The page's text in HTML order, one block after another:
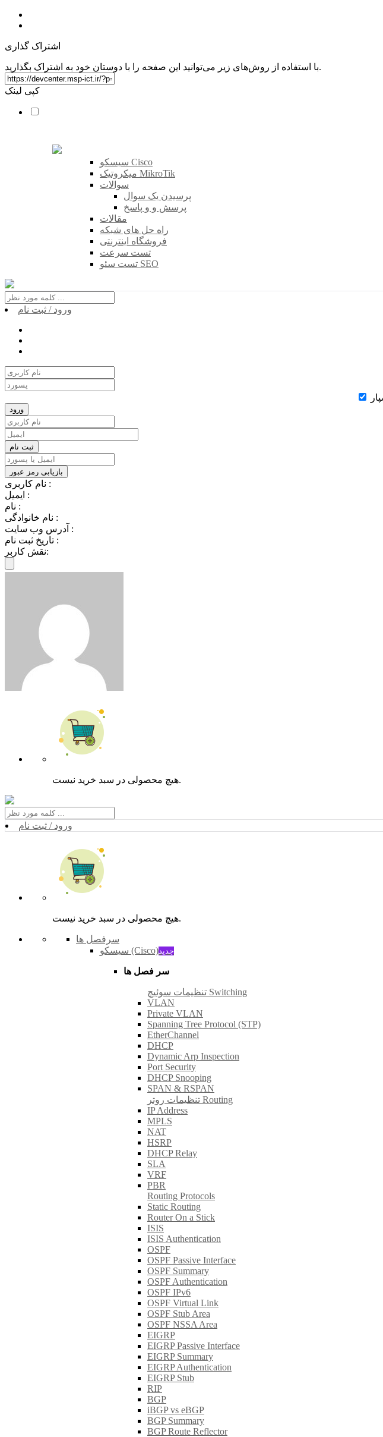
اشتراک گذاری
با استفاده از روش‌های زیر می‌توانید این صفحه را با دوستان خود به اشتراک بگذارید.
کپی لینک
سیسکو Cisco
میکروتیک MikroTik
سوالات
پرسیدن یک سوال
پرسش و و پاسخ
مقالات
راه حل های شبکه
فروشگاه اینترنتی
تست سرعت
تست سئو SEO
ورود / ثبت نام
نام کاربری :
ایمیل :
نام :
نام خانوادگی :
آدرس وب سایت :
تاریخ ثبت نام :
نقش کاربر:
هیچ محصولی در سبد خرید نیست.
ورود / ثبت نام
هیچ محصولی در سبد خرید نیست.
سرفصل ها
سیسکو (Cisco)جدید
سر فصل ها
تنظیمات سوئیچ Switching
VLAN
Private VLAN
Spanning Tree Protocol (STP)
EtherChannel
DHCP
Dynamic Arp Inspection
Port Security
DHCP Snooping
SPAN & RSPAN
تنظیمات روتر Routing
IP Address
MPLS
NAT
HSRP
DHCP Relay
SLA
VRF
PBR
Routing Protocols
Static Routing
Router On a Stick
ISIS
ISIS Authentication
OSPF
OSPF Passive Interface
OSPF Summary
OSPF Authentication
OSPF IPv6
OSPF Virtual Link
OSPF Stub Area
OSPF NSSA Area
EIGRP
EIGRP Passive Interface
EIGRP Summary
EIGRP Authentication
EIGRP Stub
RIP
BGP
iBGP vs eBGP
BGP Summary
BGP Route Reflector